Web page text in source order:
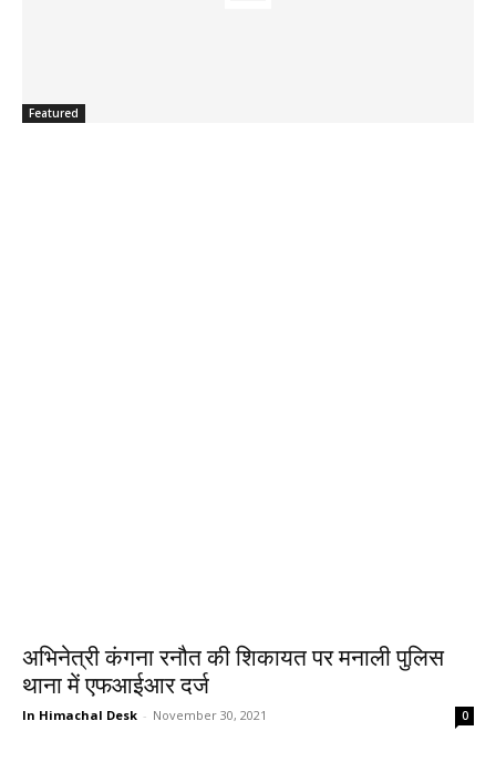
Featured
अभिनेत्री कंगना रनौत की शिकायत पर मनाली पुलिस
थाना में एफआईआर दर्ज
In Himachal Desk - November 30, 2021 0